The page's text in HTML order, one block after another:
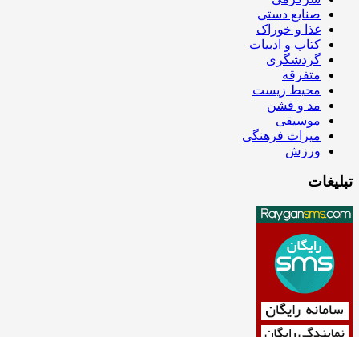
صنایع دستی
غذا و خوراک
کتاب و ادبیات
گردشگری
متفرقه
محیط زیست
مد و فشن
موسیقی
میراث فرهنگی
ورزش
تبلیغات